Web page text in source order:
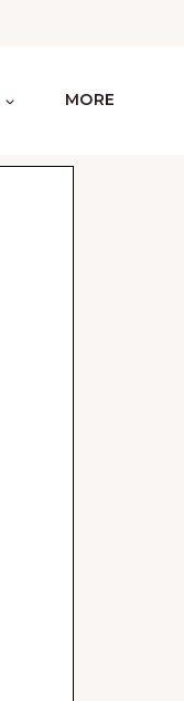
MORE